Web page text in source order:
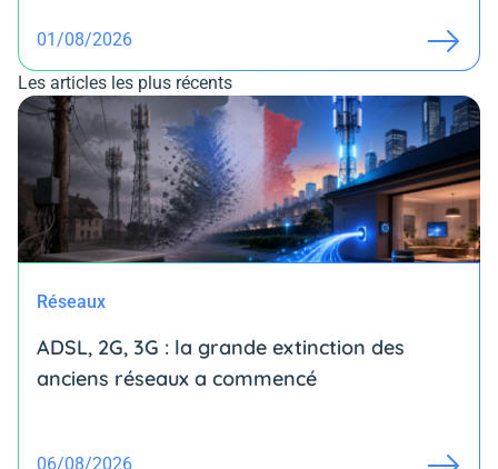
01/08/2026
Les articles les plus récents
Réseaux
ADSL, 2G, 3G : la grande extinction des
anciens réseaux a commencé
06/08/2026